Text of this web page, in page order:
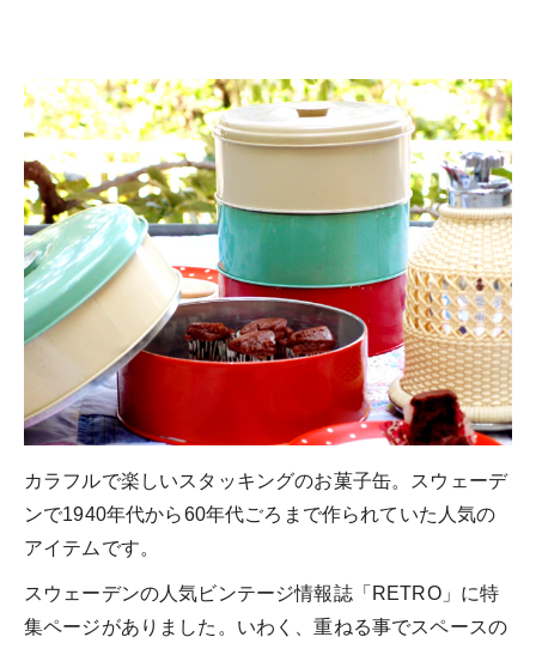
カラフルで楽しいスタッキングのお菓子缶。スウェーデ
ンで1940年代から60年代ごろまで作られていた人気の
アイテムです。
スウェーデンの人気ビンテージ情報誌「RETRO」に特
集ページがありました。いわく、重ねる事でスペースの